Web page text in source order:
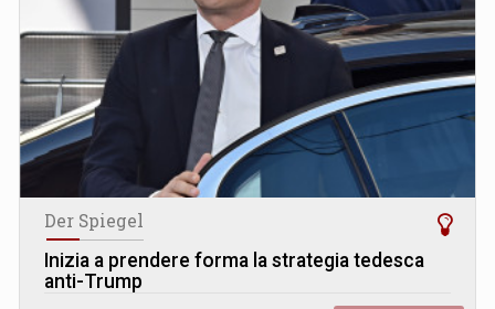
Der Spiegel
Inizia a prendere forma la strategia tedesca
anti-Trump